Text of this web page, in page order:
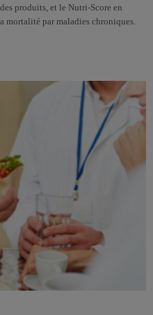
produits, et le Nutri-Score en
mortalité par maladies chroniques.